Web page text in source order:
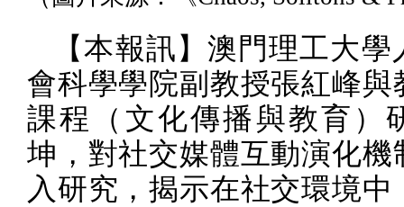
【本報訊】澳門理工大
會科學學院副教授張紅峰與
課程（文化傳播與教育）
坤，對社交媒體互動演化機
入研究，揭示在社交環境中